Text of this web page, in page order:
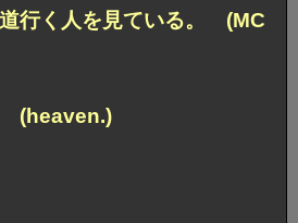
行く人を見ている。 (MC
(heaven.)